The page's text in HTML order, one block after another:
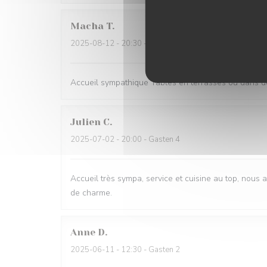
Macha T
2025-08-12 - 20:30 - Gasten 5
Accueil sympathique Tables en terrasses ou dans
Julien C
2025-07-02 - 20:00 - Gasten 4
Accueil très sympa, service et cuisine au top, nous
de charme.
Anne D
2025-06-11 - 12:30 - Gasten 2